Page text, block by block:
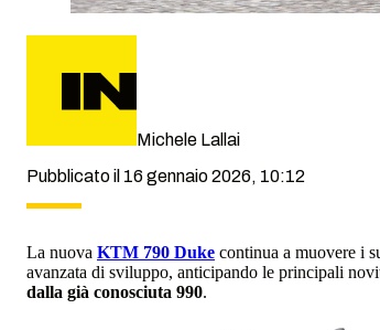
Michele Lallai
Pubblicato il 16 gennaio 2026, 10:12
La nuova KTM 790 Duke continua a muovere i
avanzata di sviluppo, anticipando le principali
dalla già conosciuta 990.